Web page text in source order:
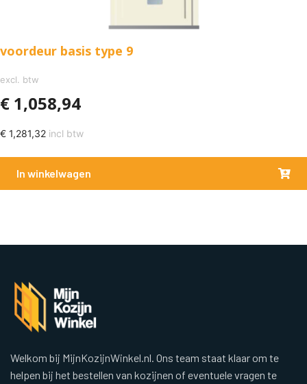
voordeur basis type 9
excl. btw
€ 1,058,94
€ 1,281,32 incl btw
In winkelwagen
Welkom bij MijnKozijnWinkel.nl. Ons team staat klaar om te
helpen bij het bestellen van kozijnen of eventuele vragen te